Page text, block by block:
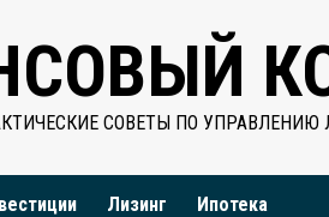
СОВЕТЫ ПО
Лизинг Ипотека